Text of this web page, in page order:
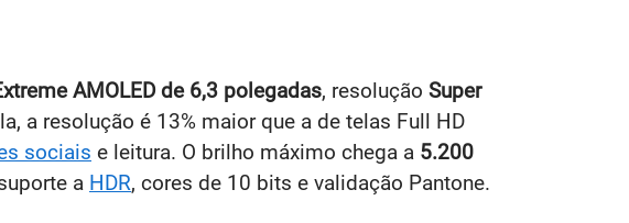
AMOLED de 6,3 polegadas, resolução Super
a resolução é 13% maior que a de telas Full HD
sociais e leitura. O brilho máximo chega a 5.200
a HDR, cores de 10 bits e validação Pantone.